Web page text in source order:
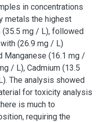
in concentrations
metals the highest
(35.5 mg / L), followed
(26.9 mg / L)
(16.1 mg /
/ L), Cadmium (13.5
The analysis showed
for toxicity analysis
is much to
requiring the